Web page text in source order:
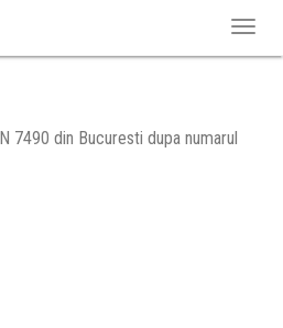
7490 din Bucuresti dupa numarul